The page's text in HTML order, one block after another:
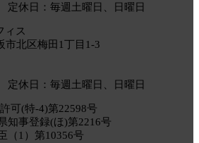
休日：毎週土曜日、日曜日
ス
北区梅田1丁目1-3
休日：毎週土曜日、日曜日
可(特-4)第22598号
知事登録(ほ)第2216号
（1）第10356号